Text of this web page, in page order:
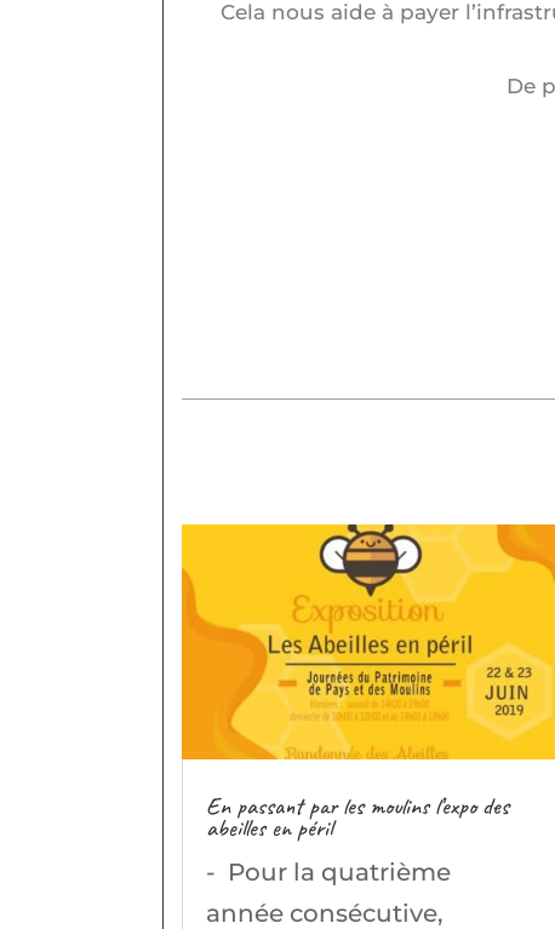
Cela nous aide à payer
De
En passant par les moulins l’expo des
abeilles en péril
- Pour la quatrième
année consécutive,